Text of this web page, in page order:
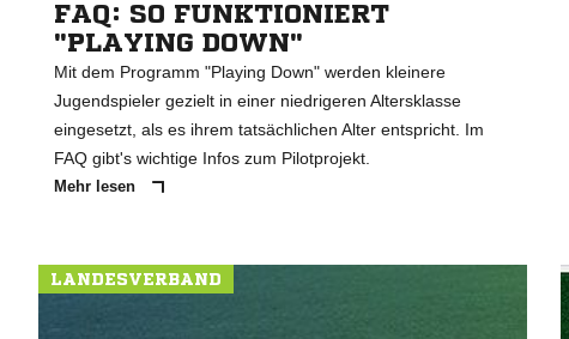
FAQ: SO FUNKTIONIERT
"PLAYING DOWN"
Mit dem Programm "Playing Down" werden kleinere
Jugendspieler gezielt in einer niedrigeren Altersklasse
eingesetzt, als es ihrem tatsächlichen Alter entspricht. Im
FAQ gibt's wichtige Infos zum Pilotprojekt.
Mehr lesen
LANDESVERBAND